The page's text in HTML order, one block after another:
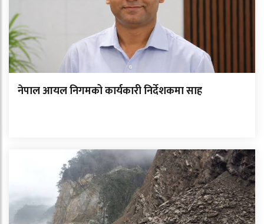
नेपाल आयल निगमको कार्यकारी निर्देशकमा साह